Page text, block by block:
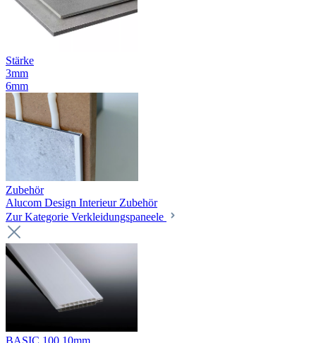
Stärke
3mm
6mm
Zubehör
Alucom Design Interieur Zubehör
Zur Kategorie Verkleidungspaneele
BASIC 100 10mm